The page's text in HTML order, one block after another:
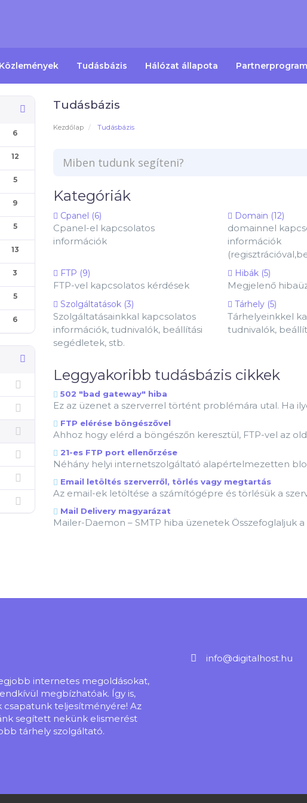
Közlemények Tudásbázis Hálózat állapota Partnerprogram
Tudásbázis
Kezdőlap Tudásbázis
6
12
5
9
5
13
3
5
6
Kategóriák
Cpanel (6)
Cpanel-el kapcsolatos
információk
Domain (12)
domainnel
információk
FTP (9)
FTP-vel kapcsolatos kérdések
Hibák (5)
Megjelenő
Szolgáltatások (3)
Szolgáltatásainkkal kapcsolatos
információk, tudnivalók, beállítási
segédletek, stb.
Tárhely (5)
Tárhelyeinkkel
tudnivalók,
Leggyakoribb tudásbázis cikkek
502 "bad gateway" hiba
Ez az üzenet a szerverrel történt problémára utal. Ha
FTP elérése böngészővel
Ahhoz hogy elérd a böngészőn keresztül, FTP-vel az
21-es FTP port ellenőrzése
Néhány helyi internetszolgáltató alapértelmezetten
Email letöltés szerverről, törlés vagy megtartás
Az email-ek letöltése a számítógépre és törlésük a
Mail Delivery magyarázat
Mailer-Daemon – SMTP hiba üzenetek Összefoglaljuk
internetes megoldásokat,
megbízhatóak. Így is,
csapatunk teljesítményére! Az
segített nekünk elismerést
tárhely szolgáltató.
info@digitalhost.hu